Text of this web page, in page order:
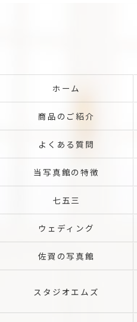
ホーム
商品のご紹介
よくある質問
当写真館の特徴
七五三
ウェディング
佐賀の写真館
スタジオエムズ